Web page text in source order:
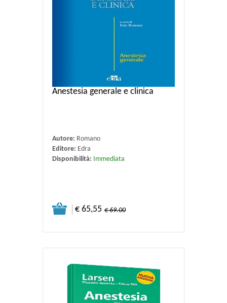
Anestesia generale e clinica
Autore: Romano
Editore: Edra
Disponibilità: Immediata
€ 65,55 € 69.00